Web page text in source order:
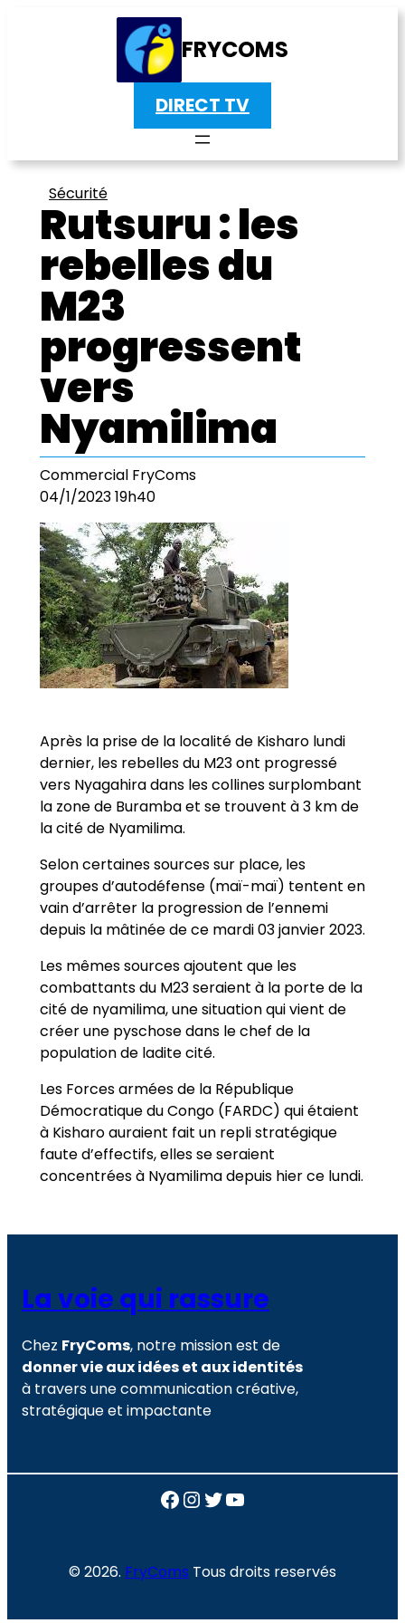
FRYCOMS
DIRECT TV
Sécurité
Rutsuru : les
rebelles du
M23
progressent
vers
Nyamilima
Commercial FryComs
04/1/2023 19h40
Après la prise de la localité de Kisharo lundi
dernier, les rebelles du M23 ont progressé
vers Nyagahira dans les collines surplombant
la zone de Buramba et se trouvent à 3 km de
la cité de Nyamilima.
Selon certaines sources sur place, les
groupes d’autodéfense (maï-maï) tentent en
vain d’arrêter la progression de l’ennemi
depuis la mâtinée de ce mardi 03 janvier 2023.
Les mêmes sources ajoutent que les
combattants du M23 seraient à la porte de la
cité de nyamilima, une situation qui vient de
créer une pyschose dans le chef de la
population de ladite cité.
Les Forces armées de la République
Démocratique du Congo (FARDC) qui étaient
à Kisharo auraient fait un repli stratégique
faute d’effectifs, elles se seraient
concentrées à Nyamilima depuis hier ce lundi.
La voie qui rassure
Chez FryComs, notre mission est de
donner vie aux idées et aux identités
à travers une communication créative,
stratégique et impactante
Facebook
Instagram
Twitter
YouTube
© 2026. FryComs Tous droits reservés